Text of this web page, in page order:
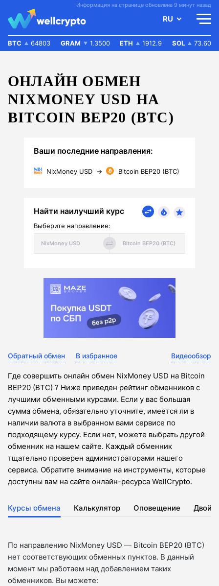
Информация на странице обновлена 9 минут назад
RU
BTC 64803 GRAM 1.3500 ETH 1912.9 SOL 73.60
ОНЛАЙН ОБМЕН
NIXMONEY USD НА
BITCOIN BEP20 (BTC)
Ваши последние направления:
NixMoney USD → Bitcoin BEP20 (BTC)
Найти наилучший курс
Выберите направление:
Обратный обмен В избранное Видеообзор
Где совершить онлайн обмен NixMoney USD на Bitcoin
BEP20 (BTC) ? Ниже приведен рейтинг обменников с
лучшими обменными курсами. Если у вас большая
сумма обмена, обязательно уточните, имеется ли в
наличии валюта в выбранном вами сервисе по
подходящему курсу. Если нет, можете выбрать другой
обменник на нашем сайте. Каждый обменник
тщательно проверен администраторами нашего
сервиса. Обратите внимание на инструменты, которые
доступны вам на сайте онлайн-ресурса WellCrypto.
Курсы обмена Калькулятор Оповещение
По направлению NixMoney USD — Bitcoin BEP20 (BTC)
нет соответствующих обменных пунктов. В данный
момент мы работаем над добавлением таких
обменников. Вы можете: